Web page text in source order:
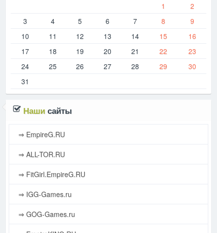
1
2
3
4 5 6 7 8
9
10
11 12 13 14 15
16
17
18 19 20 21 22
23
24
25 26 27 28 29
30
31
Наши сайты
⇒ EmpireG.RU
⇒ ALL-TOR.RU
⇒ FitGirl.EmpireG.RU
⇒ IGG-Games.ru
⇒ GOG-Games.ru